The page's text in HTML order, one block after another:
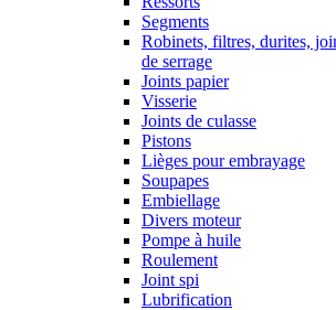
Segments
Robinets, filtres, durites,
de serrage
Joints papier
Visserie
Joints de culasse
Pistons
Lièges pour embrayage
Soupapes
Embiellage
Divers moteur
Pompe à huile
Roulement
Joint spi
Lubrification